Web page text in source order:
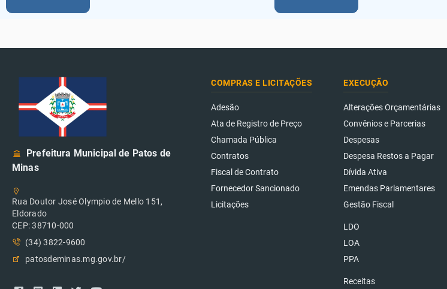
Prefeitura Municipal de Patos de
Minas
Rua Doutor José Olympio de Mello 151,
Eldorado
CEP: 38710-000
(34) 3822-9600
patosdeminas.mg.gov.br/
COMPRAS E LICITAÇÕES
Adesão
Ata de Registro de Preço
Chamada Pública
Contratos
Fiscal de Contrato
Fornecedor Sancionado
Licitações
EXECUÇÃO
Alterações Orçamentárias
Convênios e Parcerias
Despesas
Despesa Restos a Pagar
Dívida Ativa
Emendas Parlamentares
Gestão Fiscal
LDO
LOA
PPA
Receitas